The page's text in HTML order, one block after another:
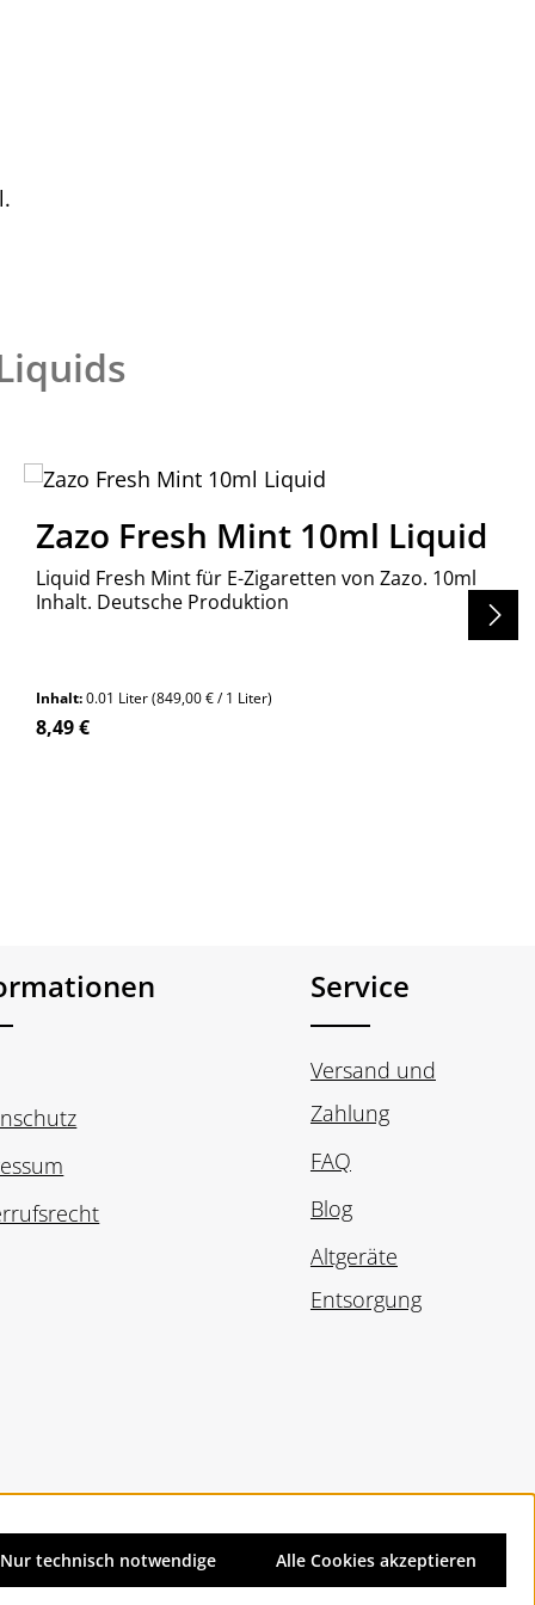
Zazo Fresh Mint 10ml Liquid
Liquid Fresh Mint für E-Zigaretten von Zazo. 10ml
Inhalt. Deutsche Produktion
Inhalt:0.01 Liter(849,00 € / 1 Liter)
Regulärer Preis:
8,49 €
Service
Versand und
Zahlung
FAQ
Blog
Altgeräte
Entsorgung
ggf. Nachnahmegebühren, wenn nicht anders angegeben.
Nur technisch notwendige Alle Cookies akzeptieren